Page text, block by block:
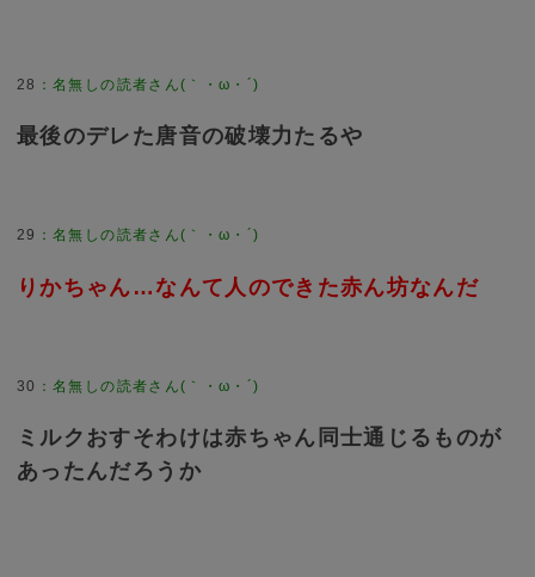
28 ：名無しの読者さん(｀・ω・´)
最後のデレた唐音の破壊力たるや
29 ：名無しの読者さん(｀・ω・´)
りかちゃん…なんて人のできた赤ん坊なんだ
30 ：名無しの読者さん(｀・ω・´)
ミルクおすそわけは赤ちゃん同士通じるものが
あったんだろうか